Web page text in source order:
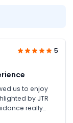
5
us to enjoy
by JTR
really